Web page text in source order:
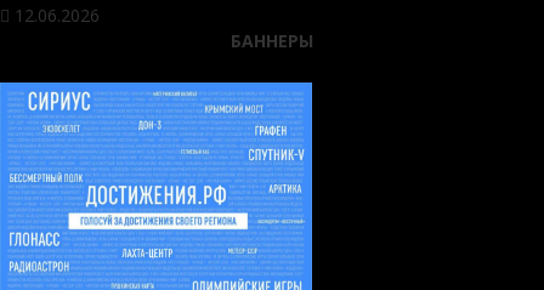
12.06.2026
БАННЕРЫ